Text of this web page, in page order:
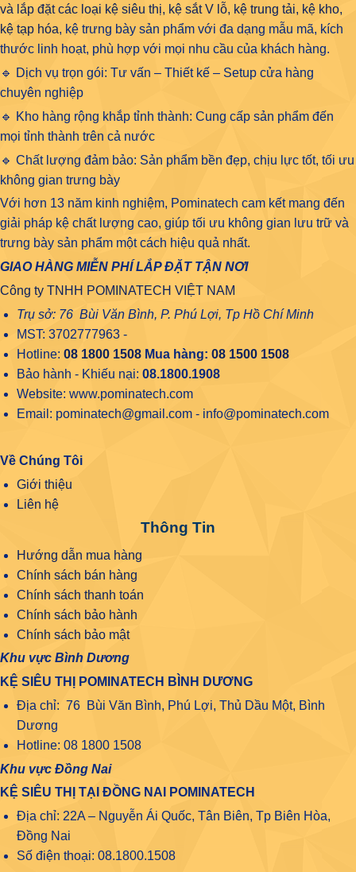
và lắp đặt các loại kệ siêu thị, kệ sắt V lỗ, kệ trung tải, kệ kho,
kệ tạp hóa, kệ trưng bày sản phẩm với đa dạng mẫu mã, kích
thước linh hoạt, phù hợp với mọi nhu cầu của khách hàng.
🔹 Dịch vụ trọn gói: Tư vấn – Thiết kế – Setup cửa hàng
chuyên nghiệp
🔹 Kho hàng rộng khắp tỉnh thành: Cung cấp sản phẩm đến
mọi tỉnh thành trên cả nước
🔹 Chất lượng đảm bảo: Sản phẩm bền đẹp, chịu lực tốt, tối ưu
không gian trưng bày
Với hơn 13 năm kinh nghiệm, Pominatech cam kết mang đến
giải pháp kệ chất lượng cao, giúp tối ưu không gian lưu trữ và
trưng bày sản phẩm một cách hiệu quả nhất.
GIAO HÀNG MIỄN PHÍ LẮP ĐẶT TẬN NƠI
Công ty TNHH POMINATECH VIỆT NAM
Trụ sở: 76 Bùi Văn Bình, P. Phú Lợi, Tp Hồ Chí Minh
MST: 3702777963 -
Hotline: 08 1800 1508Mua hàng: 08 1500 1508
Bảo hành - Khiếu nại: 08.1800.1908
Website: www.pominatech.com
Email: pominatech@gmail.com - info@pominatech.com
Về Chúng Tôi
Giới thiệu
Liên hệ
Thông Tin
Hướng dẫn mua hàng
Chính sách bán hàng
Chính sách thanh toán
Chính sách bảo hành
Chính sách bảo mật
Khu vực Bình Dương
KỆ SIÊU THỊ POMINATECH BÌNH DƯƠNG
Địa chỉ: 76 Bùi Văn Bình, Phú Lợi, Thủ Dầu Một, Bình
Dương
Hotline: 08 1800 1508
Khu vực Đồng Nai
KỆ SIÊU THỊ TẠI ĐỒNG NAI POMINATECH
Địa chỉ: 22A – Nguyễn Ái Quốc, Tân Biên, Tp Biên Hòa,
Đồng Nai
Số điện thoại: 08.1800.1508